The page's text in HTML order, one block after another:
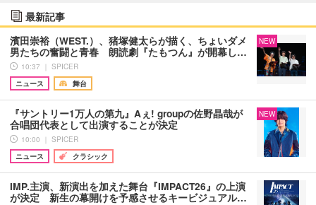
最新記事
濱田崇裕（WEST.）、猪塚健太らが描く、ちょいダメ
男たちの奮闘と青春 朗読劇『たもつん』が開幕し…
10:37 ｜ SPICER
ニュース
舞台
NEW
『サントリー1万人の第九』Aぇ! groupの佐野晶哉が
合唱団代表として出演することが決定
10:00 ｜ SPICER
ニュース
クラシック
NEW
IMP.主演、新演出を加えた舞台『IMPACT26』の上演
が決定 新生の幕開けを予感させるキービジュアル…